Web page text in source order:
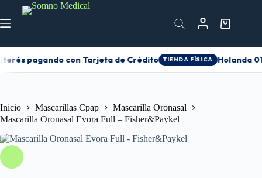
pagando con Tarjeta de Crédito TIENDA FÍSICA Holanda
Inicio Mascarillas Cpap
Mascarilla Oronasal
Mascarilla Oronasal Evora Full – Fisher&Paykel